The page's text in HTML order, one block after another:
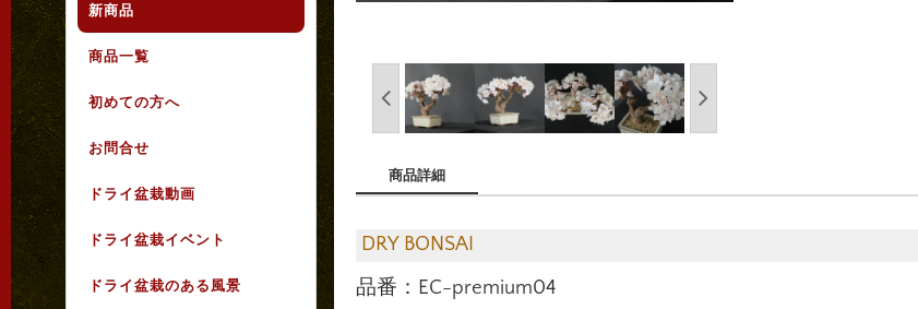
新商品
商品一覧
初めての方へ
お問合せ
ドライ盆栽動画
ドライ盆栽イベント
ドライ盆栽のある風景
商品詳細
DRY BONSAI
品番：EC-premium04